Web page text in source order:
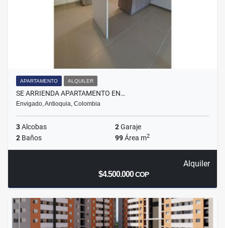
APARTAMENTO ALQUILER
SE ARRIENDA APARTAMENTO EN…
Envigado, Antioquia, Colombia
3Alcobas 2Garaje
2 Baños 99Área m2
Alquiler
$4.500.000COP